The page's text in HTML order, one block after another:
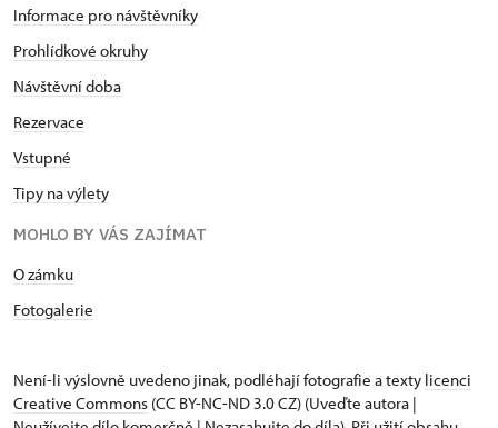
Informace pro návštěvníky
Prohlídkové okruhy
Návštěvní doba
Rezervace
Vstupné
Tipy na výlety
MOHLO BY VÁS ZAJÍMAT
O zámku
Fotogalerie
Není-li výslovně uvedeno jinak, podléhají fotografie a texty licenci
Creative Commons (CC BY-NC-ND 3.0 CZ) (Uveďte autora |